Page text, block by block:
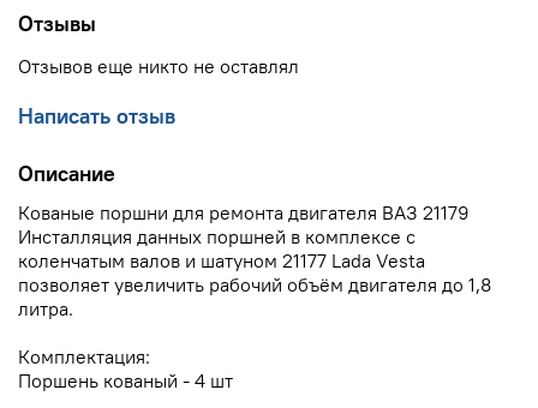
Отзывы
Отзывов еще никто не оставлял
Написать отзыв
Описание
Кованые поршни для ремонта двигателя ВАЗ 21179
Инсталляция данных поршней в комплексе с
коленчатым валов и шатуном 21177 Lada Vesta
позволяет увеличить рабочий объём двигателя до 1,8
литра.
Комплектация:
Поршень кованый - 4 шт